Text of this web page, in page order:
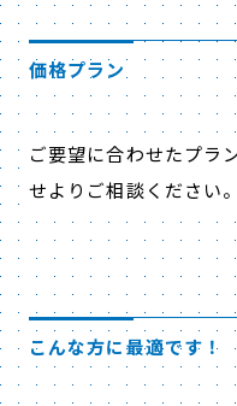
価格プラン
ご要望に合わせたプラ
せよりご相談ください。
こんな方に最適です！